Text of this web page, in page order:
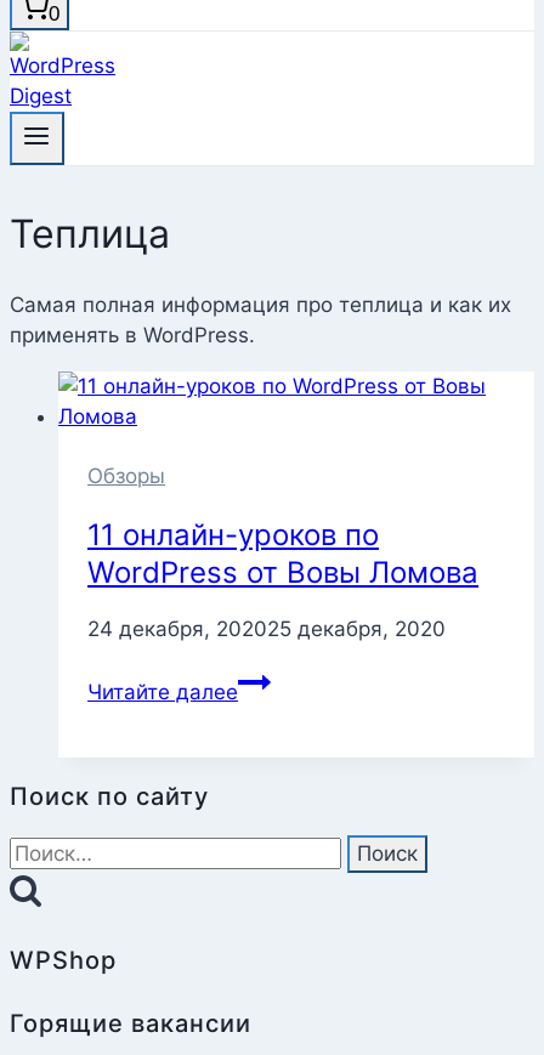
0
Теплица
Самая полная информация про теплица и как их
применять в WordPress.
Обзоры
11 онлайн-уроков по
WordPress от Вовы Ломова
24 декабря, 202025 декабря, 2020
Читайте далее
11
онлайн-
Поиск по сайту
Найти:
WPShop
Горящие вакансии